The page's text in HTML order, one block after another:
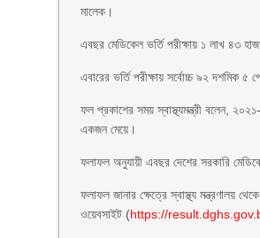
মালেক।
এবছর মেডিকেল ভর্তি পরীক্ষায় ১ লাখ ৪৩
এবারের ভর্তি পরীক্ষায় সর্বোচ্চ ৯২ দশমিক ৫
ফল প্রকাশের সময় স্বাস্থ্যমন্ত্রী বলেন,
একজন মেয়ে।
ফলাফল অনুযায়ী এবছর দেশের সরকারি
ফলাফল জানার ক্ষেত্রে স্বাস্থ্য মন্ত্রণালয়
ওয়েবসাইট (https://